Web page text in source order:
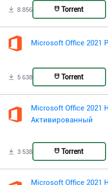
8 856 Torrent
Microsoft Office 2021
5 638 Torrent
Microsoft Office 2021
Активированный
3 538 Torrent
Microsoft Office 2021